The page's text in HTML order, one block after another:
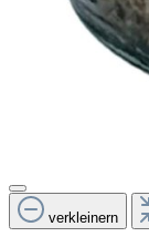
verkleinern